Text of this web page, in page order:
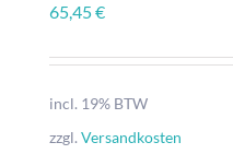
65,45€
incl. 19% BTW
zzgl. Versandkosten